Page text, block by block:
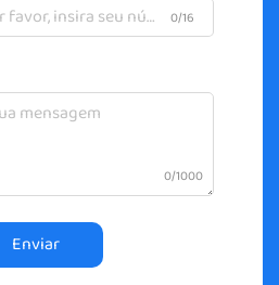
0/16
0/1000
Enviar